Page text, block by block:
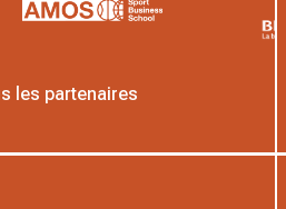
les partenaires